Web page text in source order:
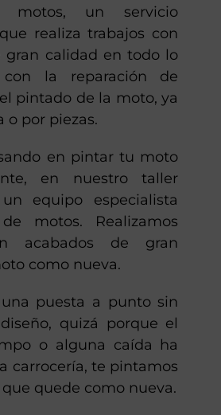
motos, un servicio
realiza trabajos con
gran calidad en todo lo
con la reparación de
pintado de la moto, ya
o por piezas.
en pintar tu moto
en nuestro taller
equipo especialista
motos. Realizamos
acabados de gran
como nueva.
puesta a punto sin
quizá porque el
o alguna caída ha
carrocería, te pintamos
quede como nueva.